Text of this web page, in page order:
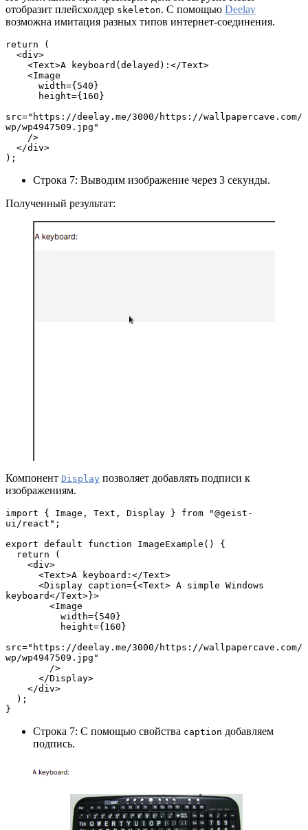
отобразит плейсхолдер skeleton. С помощью Deelay
возможна имитация разных типов интернет-соединения.
return (
  <div>
    <Text>A keyboard(delayed):</Text>
    <Image
      width={540}
      height={160}
src="https://deelay.me/3000/https://wallpapercave.com/
wp/wp4947509.jpg"
    />
  </div>
);
Строка 7: Выводим изображение через 3 секунды.
Полученный результат:
Компонент Display позволяет добавлять подписи к
изображениям.
import { Image, Text, Display } from "@geist-
ui/react";
export default function ImageExample() {
  return (
    <div>
      <Text>A keyboard:</Text>
keyboard</Text>}>
        <Image
          width={540}
          height={160}
src="https://deelay.me/3000/https://wallpapercave.com/
wp/wp4947509.jpg"
        />
      </Display>
    </div>
  );
}
Строка 7: С помощью свойства caption добавляем
подпись.